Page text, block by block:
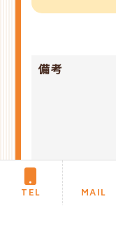
備考
TEL MAIL